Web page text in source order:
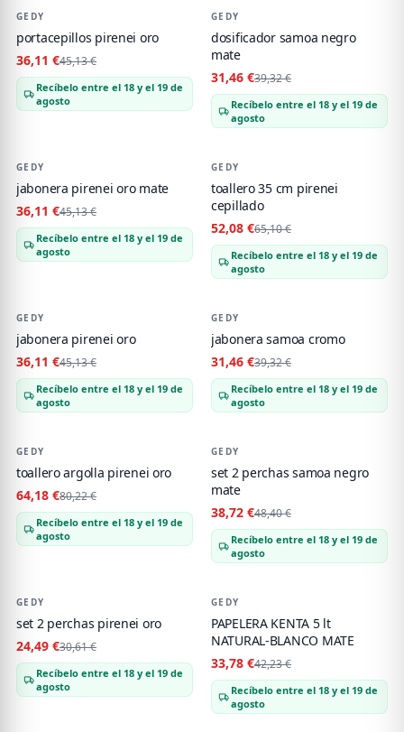
-20
GEDY
portacepillos pirenei oro
36,11 €45,13 €
Recíbelo entre el 18 y el 19 de
agosto
-20
GEDY
dosificador samoa negro
mate
31,46 €39,32 €
Recíbelo entre el 18 y el 19 de
agosto
-20
GEDY
jabonera pirenei oro mate
36,11 €45,13 €
Recíbelo entre el 18 y el 19 de
agosto
-20
GEDY
toallero 35 cm pirenei
cepillado
52,08 €65,10 €
Recíbelo entre el 18 y el 19 de
agosto
-20
GEDY
jabonera pirenei oro
36,11 €45,13 €
Recíbelo entre el 18 y el 19 de
agosto
-20
GEDY
jabonera samoa cromo
31,46 €39,32 €
Recíbelo entre el 18 y el 19 de
agosto
-20
GEDY
toallero argolla pirenei oro
64,18 €80,22 €
Recíbelo entre el 18 y el 19 de
agosto
-20
GEDY
set 2 perchas samoa negro
mate
38,72 €48,40 €
Recíbelo entre el 18 y el 19 de
agosto
-20
GEDY
set 2 perchas pirenei oro
24,49 €30,61 €
Recíbelo entre el 18 y el 19 de
agosto
-20
GEDY
PAPELERA KENTA 5 lt
NATURAL-BLANCO MATE
33,78 €42,23 €
Recíbelo entre el 18 y el 19 de
agosto